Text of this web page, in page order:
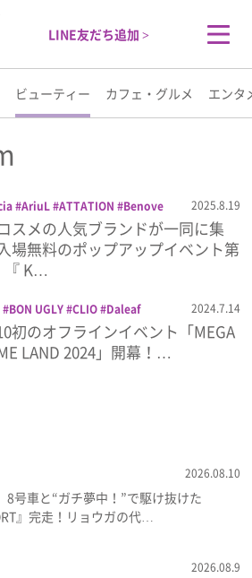
LINE友だち追加 >
ビューティー カフェ・グルメ エンタ
AriuL ATTATION
Benove
BLANC DUBU Danha
FOODOLOGY ILO K-cosme
Kcos KUMI LADOR
make
odiD Purelica
コスメ スキンケア ビューテ
イク 美容 韓国コスメ
2025.8.19
スメの人気ブランドが一同に集
場無料のポップアップイベント第
『 K…
BON UGLY CLIO
Daleaf
EQUMAL
FATION
Genabelle
GIVERNY
VDIVOV INNISFREE IOPE
LAND 2024
SKIN1004 TIRTIR
Torriden
スメ スキンケア ヘアケア メ
国ブランド
2024.7.14
初のオフラインイベント「MEGA
LAND 2024」開幕！…
2026.08.10
8号車と“ガチ夢中！”で駆け抜けた
』完走！リョウガの代…
2026.08.9